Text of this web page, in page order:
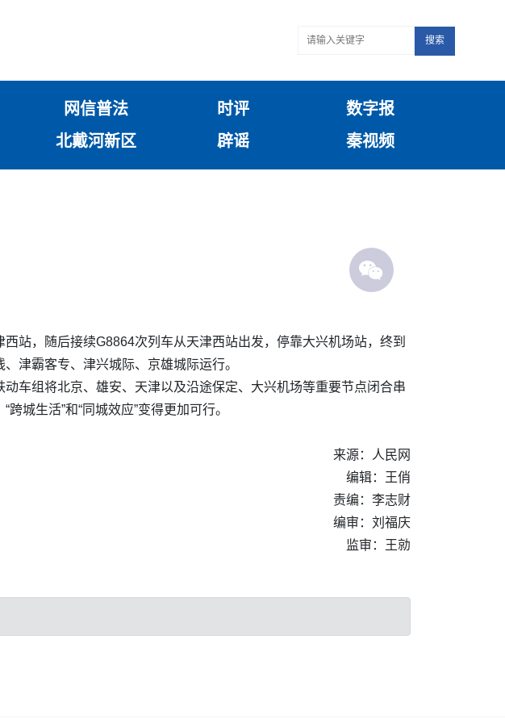
搜索
网信普法 时评
数字报
北戴河新区 辟谣 秦视频
站，随后接续G8864次列车从天津西站出发，停靠大兴机场站，终到
津霸客专、津兴城际、京雄城际运行。
车组将北京、雄安、天津以及沿途保定、大兴机场等重要节点闭合串
城生活”和“同城效应”变得更加可行。
来源：人民网
编辑：王俏
责编：李志财
编审：刘福庆
监审：王勍